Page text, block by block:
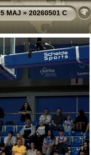
MAJ»20260501 C